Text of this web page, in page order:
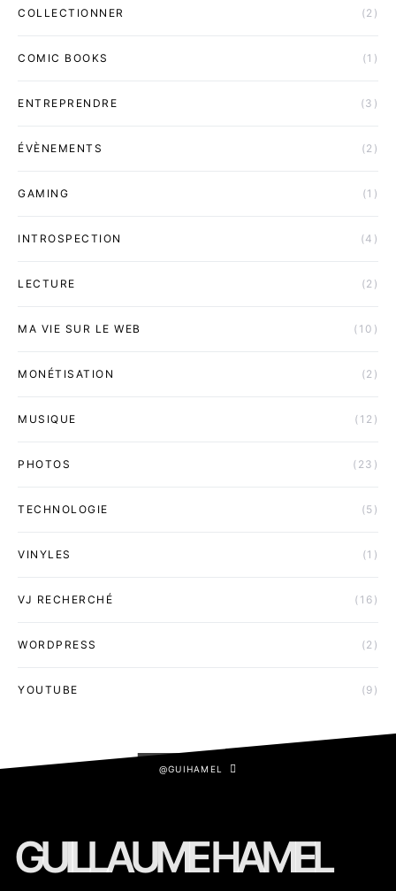
COLLECTIONNER (2)
COMIC BOOKS (1)
ENTREPRENDRE (3)
ÉVÈNEMENTS (2)
GAMING (1)
INTROSPECTION (4)
LECTURE (2)
MA VIE SUR LE WEB (10)
MONÉTISATION (2)
MUSIQUE (12)
PHOTOS (23)
TECHNOLOGIE (5)
VINYLES (1)
VJ RECHERCHÉ (16)
WORDPRESS (2)
YOUTUBE (9)
@GUIHAMEL
GUILLAUME HAMEL